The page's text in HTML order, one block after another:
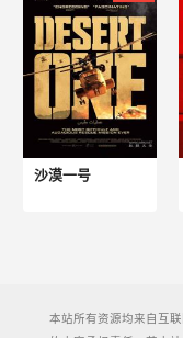
沙漠一号
本站所有资源均来自互